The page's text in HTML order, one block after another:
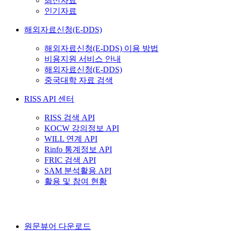
인기자료
해외자료신청(E-DDS)
해외자료신청(E-DDS) 이용 방법
비용지원 서비스 안내
해외자료신청(E-DDS)
중국대학 자료 검색
RISS API 센터
RISS 검색 API
KOCW 강의정보 API
WILL 연계 API
Rinfo 통계정보 API
FRIC 검색 API
SAM 분석활용 API
활용 및 참여 현황
원문뷰어 다운로드